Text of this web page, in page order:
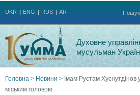
Пошук
UKR ENG RUS AR
Духовне
мусульман
Головна > Новини > Імам Рустам Хуснутдінов
міським головою